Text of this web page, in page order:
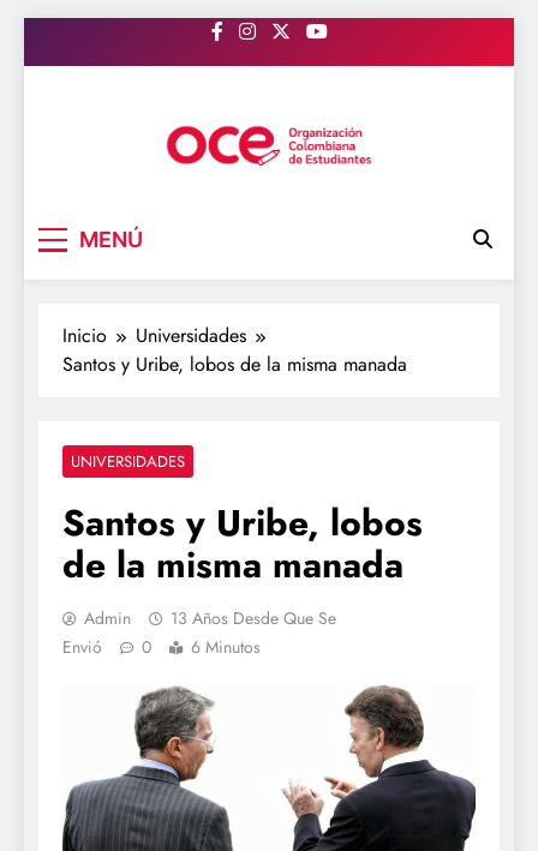
al
MENÚ
Inicio
Universidades
Santos y Uribe, lobos de la misma manada
UNIVERSIDADES
Santos y Uribe, lobos
de la misma manada
Admin
13 Años Desde Que Se
Envió
0 6 Minutos